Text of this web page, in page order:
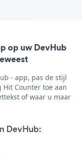
op uw DevHub
- app, pas de stijl
Hit Counter toe aan
of waar u maar
DevHub: